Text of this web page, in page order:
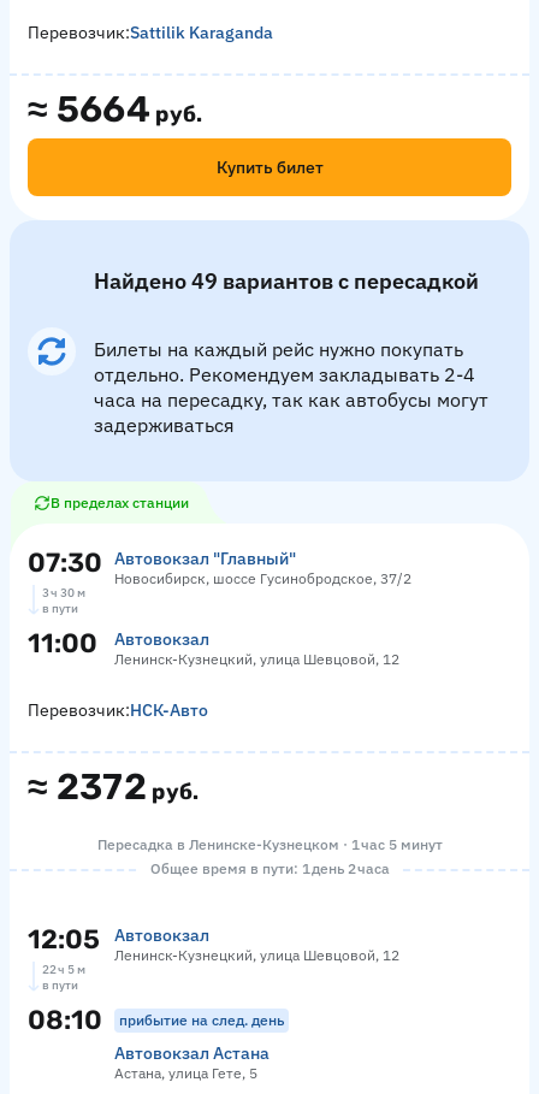
≈ 5664 руб.
Купить билет
Перевозчик:Sattilik Karaganda
Найдено 49 вариантов с пересадкой
Билеты на каждый рейс нужно покупать
отдельно. Рекомендуем закладывать 2-4
часа на пересадку, так как автобусы могут
задерживаться
В пределах станции
07:30 Автовокзал "Главный"
Новосибирск, шоссе Гусинобродское, 37/2
3 ч 30 м
в пути
11:00 Автовокзал
Ленинск-Кузнецкий, улица Шевцовой, 12
≈ 2372 руб.
Перевозчик:НСК-Авто
Пересадка в Ленинске-Кузнецком · 1 час 5 минут
Общее время в пути: 1 день 2 часа
12:05 Автовокзал
Ленинск-Кузнецкий, улица Шевцовой, 12
22 ч 5 м
в пути
08:10 прибытие на след. день
Автовокзал Астана
Астана, улица Гете, 5